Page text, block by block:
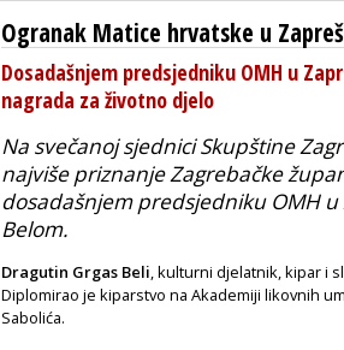
Ogranak Matice hrvatske u
Dosadašnjem predsjedniku OMH u
nagrada za životno djelo
Na svečanoj sjednici Skupštine
najviše priznanje Zagrebačke
dosadašnjem predsjedniku OMH
Belom.
Dragutin Grgas Beli , kulturni djelatnik, kipar i
Diplomirao je kiparstvo na Akademiji likovnih
Sabolića.